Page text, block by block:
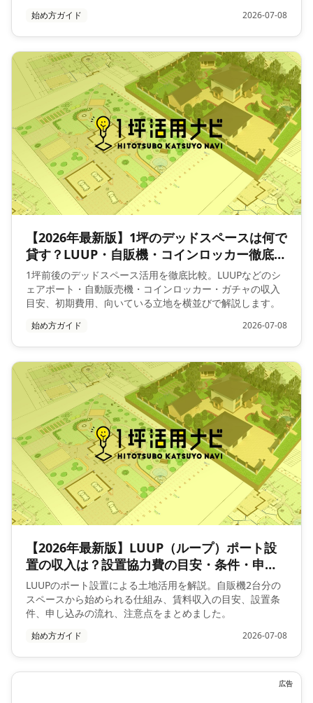
始め方ガイド 2026-07-08
【2026年最新版】1坪のデッドスペースは何で
貸す？LUUP・自販機・コインロッカー徹底比
較
1坪前後のデッドスペース活用を徹底比較。LUUPなどのシ
ェアポート・自動販売機・コインロッカー・ガチャの収入
目安、初期費用、向いている立地を横並びで解説します。
始め方ガイド 2026-07-08
【2026年最新版】LUUP（ループ）ポート設
置の収入は？設置協力費の目安・条件・申し
込みの流れ
LUUPのポート設置による土地活用を解説。自販機2台分の
スペースから始められる仕組み、賃料収入の目安、設置条
件、申し込みの流れ、注意点をまとめました。
始め方ガイド 2026-07-08
広告